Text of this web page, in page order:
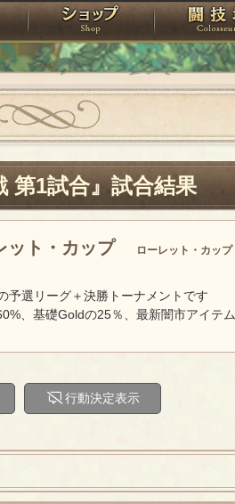
スタジオ ショップ
第1試合』試合結果
ット・カップ ローレット・カップ
予選リーグ＋決勝トーナメントです
、基礎Goldの25％、最新闇市アイテム
行動決定表示